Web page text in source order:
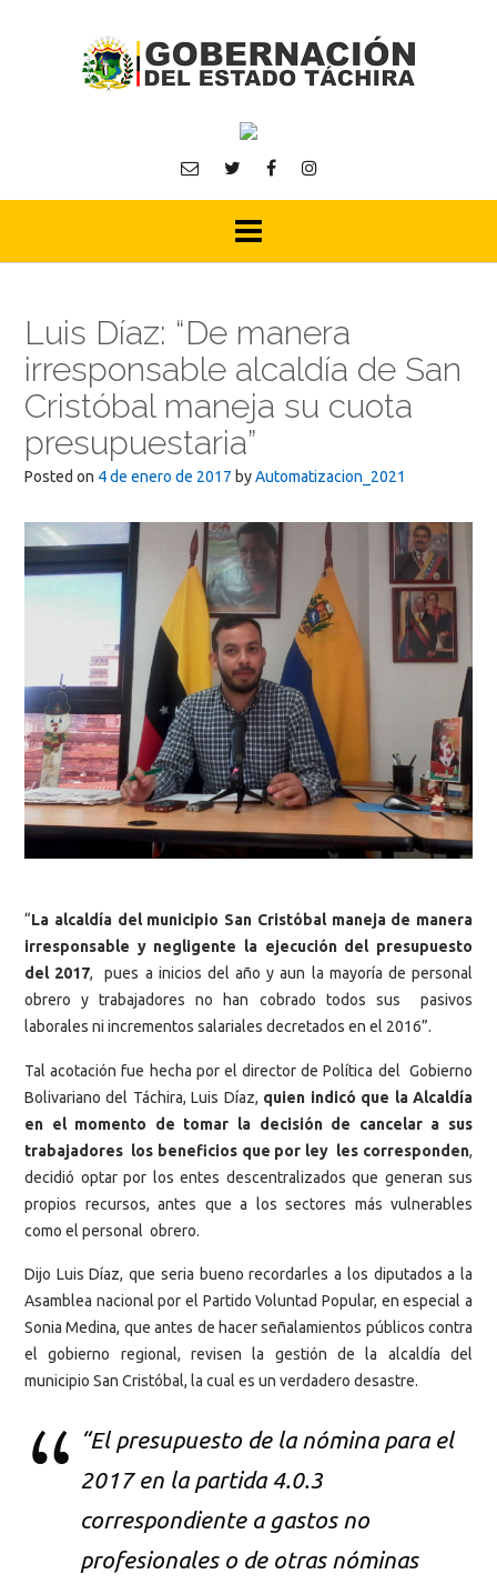
Luis Díaz: “De manera
irresponsable alcaldía de San
Cristóbal maneja su cuota
presupuestaria”
Posted on 4 de enero de 2017 byAutomatizacion_2021
“La alcaldía del municipio San Cristóbal maneja de manera
irresponsable y negligente la ejecución del presupuesto
del 2017, pues a inicios del año y aun la mayoría de personal
obrero y trabajadores no han cobrado todos sus pasivos
laborales ni incrementos salariales decretados en el 2016”.
Tal acotación fue hecha por el director de Política del Gobierno
Bolivariano del Táchira, Luis Díaz, quien indicó que la Alcaldía
en el momento de tomar la decisión de cancelar a sus
trabajadores los beneficios que por ley les corresponden,
decidió optar por los entes descentralizados que generan sus
propios recursos, antes que a los sectores más vulnerables
como el personal obrero.
Dijo Luis Díaz, que seria bueno recordarles a los diputados a la
Asamblea nacional por el Partido Voluntad Popular, en especial a
Sonia Medina, que antes de hacer señalamientos públicos contra
el gobierno regional, revisen la gestión de la alcaldía del
municipio San Cristóbal, la cual es un verdadero desastre.
“El presupuesto de la nómina para el
2017 en la partida 4.0.3
correspondiente a gastos no
profesionales o de otras nóminas